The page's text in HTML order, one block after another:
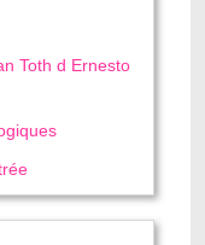
Toth d Ernesto